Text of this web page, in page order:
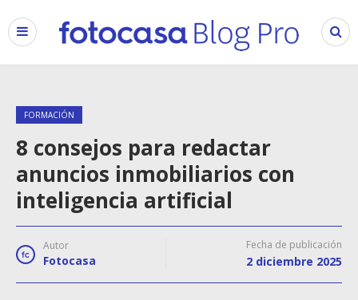
FORMACIÓN
8 consejos para redactar
anuncios inmobiliarios con
inteligencia artificial
Autor
Fotocasa
Fecha de publicación
2 diciembre 2025